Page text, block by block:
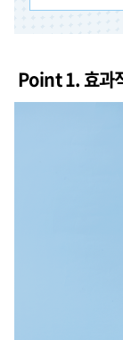
Point 1. 효과